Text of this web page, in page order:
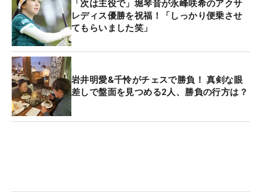
「次は主役で」堀琴音が永峰咲希のアクサ
レディス優勝を祝福！「しっかり便乗させ
てもらいました笑」
岩井明愛&千怜がチェスで勝負！ 真剣な眼
差しで盤面を見つめる2人、勝負の行方は？